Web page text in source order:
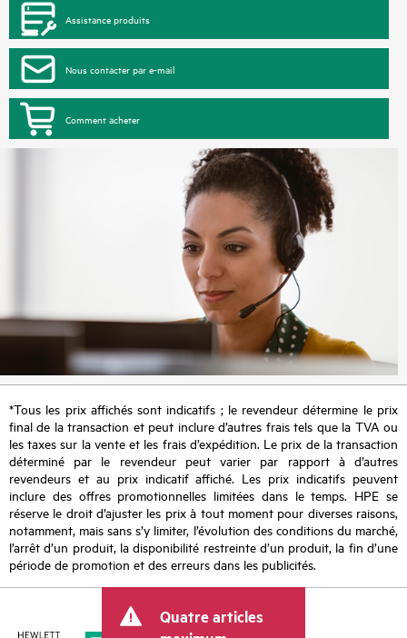
Assistance produits
Nous contacter par e-mail
Comment acheter
*Tous les prix affichés sont indicatifs ; le revendeur détermine le prix
final de la transaction et peut inclure d’autres frais tels que la TVA ou
les taxes sur la vente et les frais d’expédition. Le prix de la transaction
déterminé par le revendeur peut varier par rapport à d’autres
revendeurs et au prix indicatif affiché. Les prix indicatifs peuvent
inclure des offres promotionnelles limitées dans le temps. HPE se
réserve le droit d’ajuster les prix à tout moment pour diverses raisons,
notamment, mais sans s’y limiter, l’évolution des conditions du marché,
l’arrêt d’un produit, la disponibilité restreinte d’un produit, la fin d’une
période de promotion et des erreurs dans les publicités.
Quatre articles